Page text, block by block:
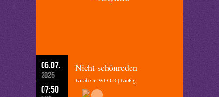
06.07.
2026
07:50
Nicht schönreden
Kirche in WDR 3 | Kießig